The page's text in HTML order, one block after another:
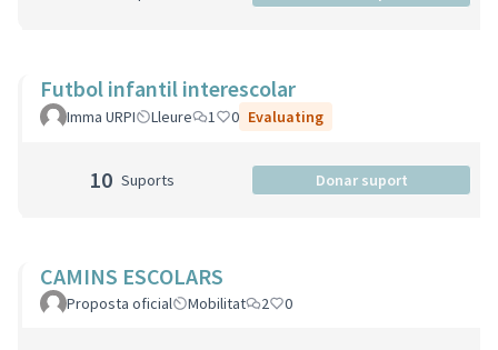
Futbol infantil interescolar
Imma URPI Lleure 1 0 Evaluating
10 Suports Donar suport
CAMINS ESCOLARS
Proposta oficial Mobilitat 2 0